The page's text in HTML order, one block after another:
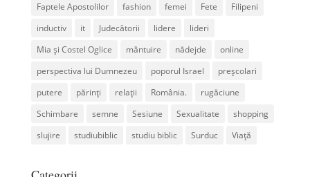
Faptele Apostolilor
fashion femei Fete
Filipeni
inductiv
it Judecătorii lidere
lideri
Mia și Costel Oglice
mântuire nădejde
online
perspectiva lui Dumnezeu
poporul Israel
preșcolari
putere
părinți relații România.
rugăciune
Schimbare
semne Sesiune Sexualitate
shopping
slujire
studiubiblic studiu biblic Surduc Viață